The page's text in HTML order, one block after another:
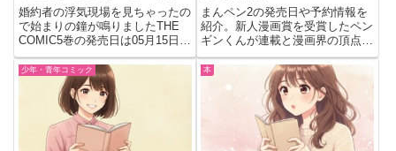
進展を判断
婚約者の浮気現場を見ちゃったの
で始まりの鐘が鳴りましたTHE
COMIC5巻の発売日は05月15日。
予約前に見どころを確認。離れて
気づく想いと駆けつけ救出展開は
読む価値があるか解説
まんペン2の発売日や予約情報を
紹介。新人漫画賞を受賞したペン
ギンくんが連載と漫画界の頂点を
目指す展開が見どころ。初見でも
追いやすい作品か判断したい人に
少年・青年コミック 本